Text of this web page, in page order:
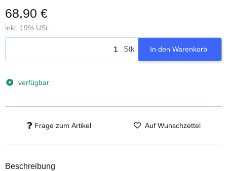
68,90 €
inkl. 19% USt.
Stk In den Warenkorb
verfügbar
Frage zum Artikel Auf Wunschzettel
Beschreibung